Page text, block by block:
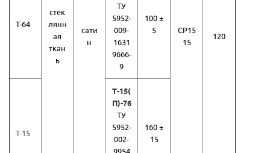
стек
лянн
ая
ткан
ь
сати
н
CP15
15
120
T-64
ТУ
5952-
009-
1631
9666-
9
100 ±
5
T-15
Т-15(
П)-76
ТУ
5952-
002-
9954
160 ±
15